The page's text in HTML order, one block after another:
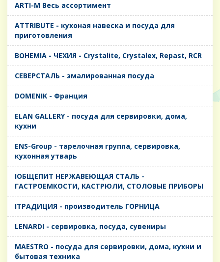
ARTI-M Весь ассортимент
ATTRIBUTE - кухоная навеска и посуда для
приготовления
BOHEMIA - ЧЕХИЯ - Crystalite, Crystalex, Repast, RCR
CЕВЕРСТАЛЬ - эмалированная посуда
DOMENIK - Франция
ELAN GALLERY - посуда для сервировки, дома,
кухни
ENS-Group - тарелочная группа, сервировка,
кухонная утварь
IОБЩЕПИТ НЕРЖАВЕЮЩАЯ СТАЛЬ -
ГАСТРОЕМКОСТИ, КАСТРЮЛИ, СТОЛОВЫЕ ПРИБОРЫ
IТРАДИЦИЯ - производитель ГОРНИЦА
LENARDI - сервировка, посуда, сувениры
MAESTRO - посуда для сервировки, дома, кухни и
бытовая техника